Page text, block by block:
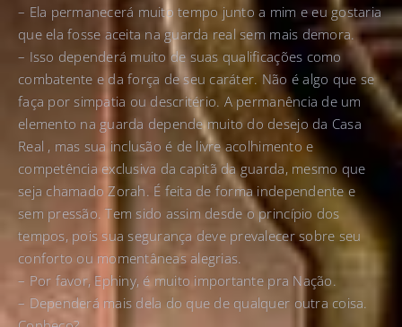
– Ela permanecerá muito tempo junto a mim e eu gostaria
que ela fosse aceita na guarda real sem mais demora.
– Isso dependerá muito de suas qualificações como
combatente e da força de seu caráter. Não é algo que se
faça por simpatia ou descritério. A permanência de um
elemento na guarda depende muito do desejo da Casa
Real , mas sua inclusão é de livre acolhimento e
competência exclusiva da capitã da guarda, mesmo que
seja chamado Zorah. É feita de forma independente e
sem pressão. Tem sido assim desde o princípio dos
tempos, pois sua segurança deve prevalecer sobre seu
conforto ou momentâneas alegrias.
– Por favor, Ephiny, é muito importante pra Nação.
– Dependerá mais dela do que de qualquer outra coisa.